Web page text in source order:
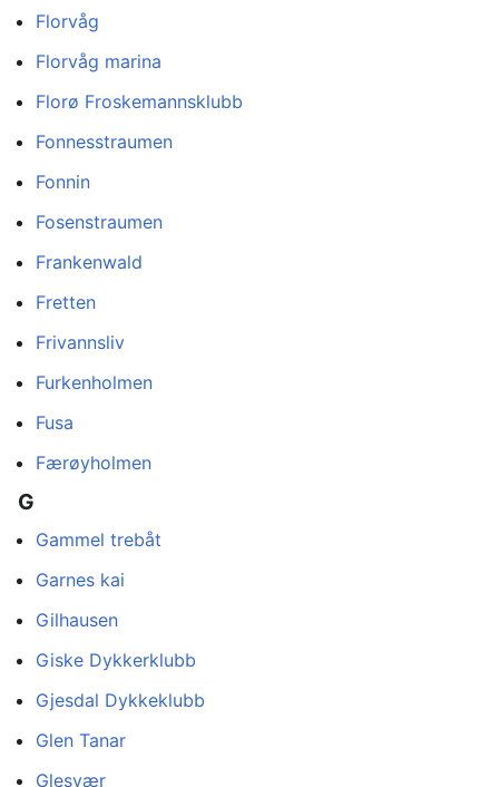
Florvåg
Florvåg marina
Florø Froskemannsklubb
Fonnesstraumen
Fonnin
Fosenstraumen
Frankenwald
Fretten
Frivannsliv
Furkenholmen
Fusa
Færøyholmen
G
Gammel trebåt
Garnes kai
Gilhausen
Giske Dykkerklubb
Gjesdal Dykkeklubb
Glen Tanar
Glesvær